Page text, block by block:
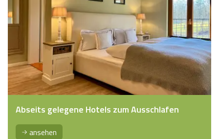
Abseits gelegene Hotels zum Ausschlafen
ansehen